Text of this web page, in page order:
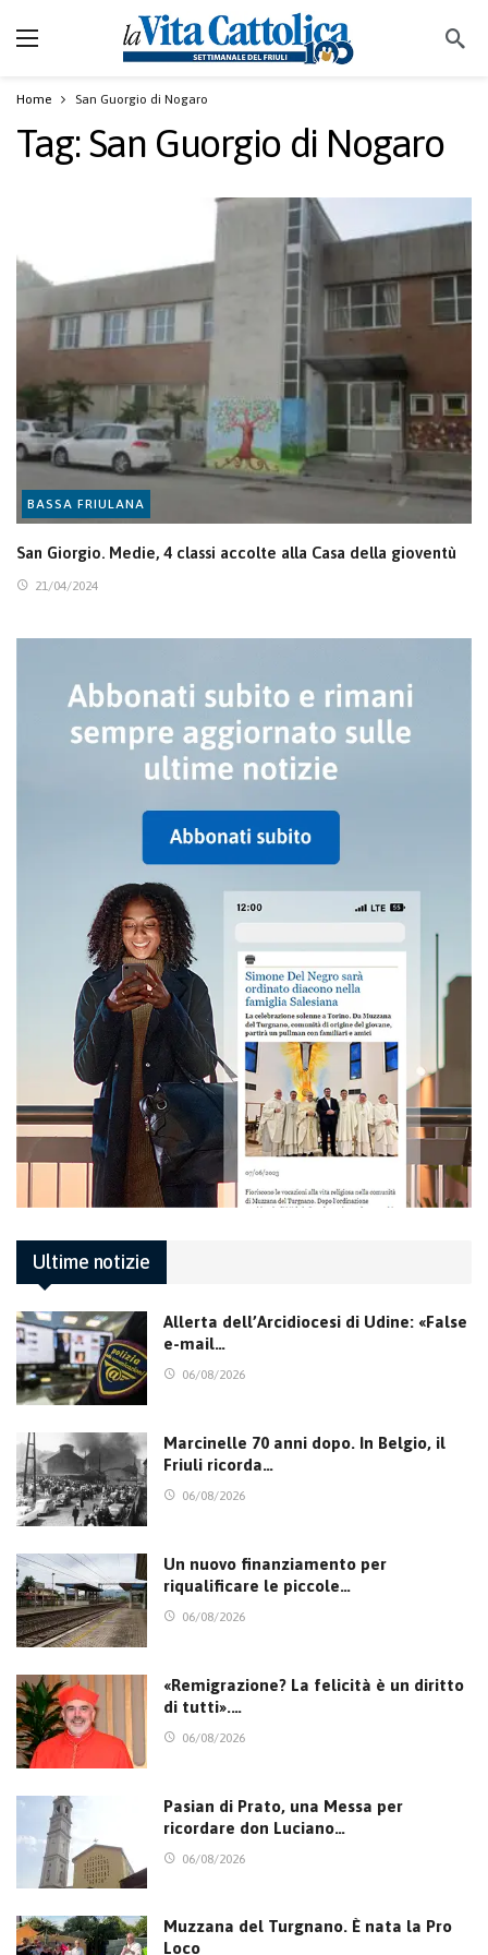
Home San Guorgio di Nogaro
Tag:San Guorgio di Nogaro
BASSA FRIULANA
San Giorgio. Medie, 4 classi accolte alla Casa della gioventù
21/04/2024
Ultime notizie
Allerta dell’Arcidiocesi di Udine: «False
e-mail…
06/08/2026
Marcinelle 70 anni dopo. In Belgio, il
Friuli ricorda…
06/08/2026
Un nuovo finanziamento per
riqualificare le piccole…
06/08/2026
«Remigrazione? La felicità è un diritto
di tutti».…
06/08/2026
Pasian di Prato, una Messa per
ricordare don Luciano…
06/08/2026
Muzzana del Turgnano. È nata la Pro
Loco